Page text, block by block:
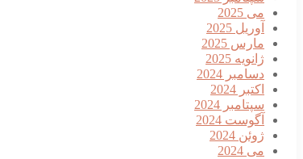
می 2025
آوریل 2025
مارس 2025
ژانویه 2025
دسامبر 2024
اکتبر 2024
سپتامبر 2024
آگوست 2024
ژوئن 2024
می 2024